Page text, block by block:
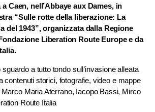
Caen, nell’Abbaye aux Dames, in
“Sulle rotte della liberazione: La
del 1943”, organizzata dalla Regione
Liberation Route Europe e da
a tutto tondo sull’invasione alleata
contenuti storici, fotografie, video e mappe
Maria Aterrano, Iacopo Bassi, Mirco
Route Italia